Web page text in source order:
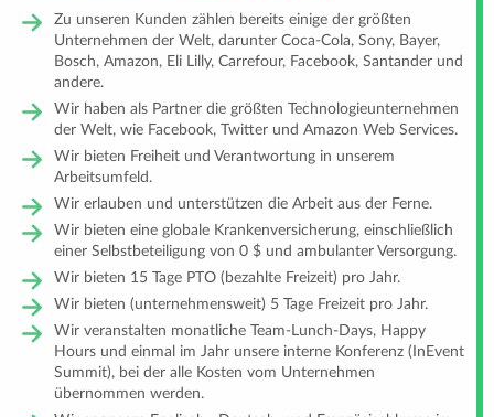
Zu unseren Kunden zählen bereits einige der größten
Unternehmen der Welt, darunter Coca-Cola, Sony, Bayer,
Bosch, Amazon, Eli Lilly, Carrefour, Facebook, Santander und
andere.
Wir haben als Partner die größten Technologieunternehmen
der Welt, wie Facebook, Twitter und Amazon Web Services.
Wir bieten Freiheit und Verantwortung in unserem
Arbeitsumfeld.
Wir erlauben und unterstützen die Arbeit aus der Ferne.
Wir bieten eine globale Krankenversicherung, einschließlich
einer Selbstbeteiligung von 0 $ und ambulanter Versorgung.
Wir bieten 15 Tage PTO (bezahlte Freizeit) pro Jahr.
Wir bieten (unternehmensweit) 5 Tage Freizeit pro Jahr.
Wir veranstalten monatliche Team-Lunch-Days, Happy
Hours und einmal im Jahr unsere interne Konferenz (InEvent
Summit), bei der alle Kosten vom Unternehmen
übernommen werden.